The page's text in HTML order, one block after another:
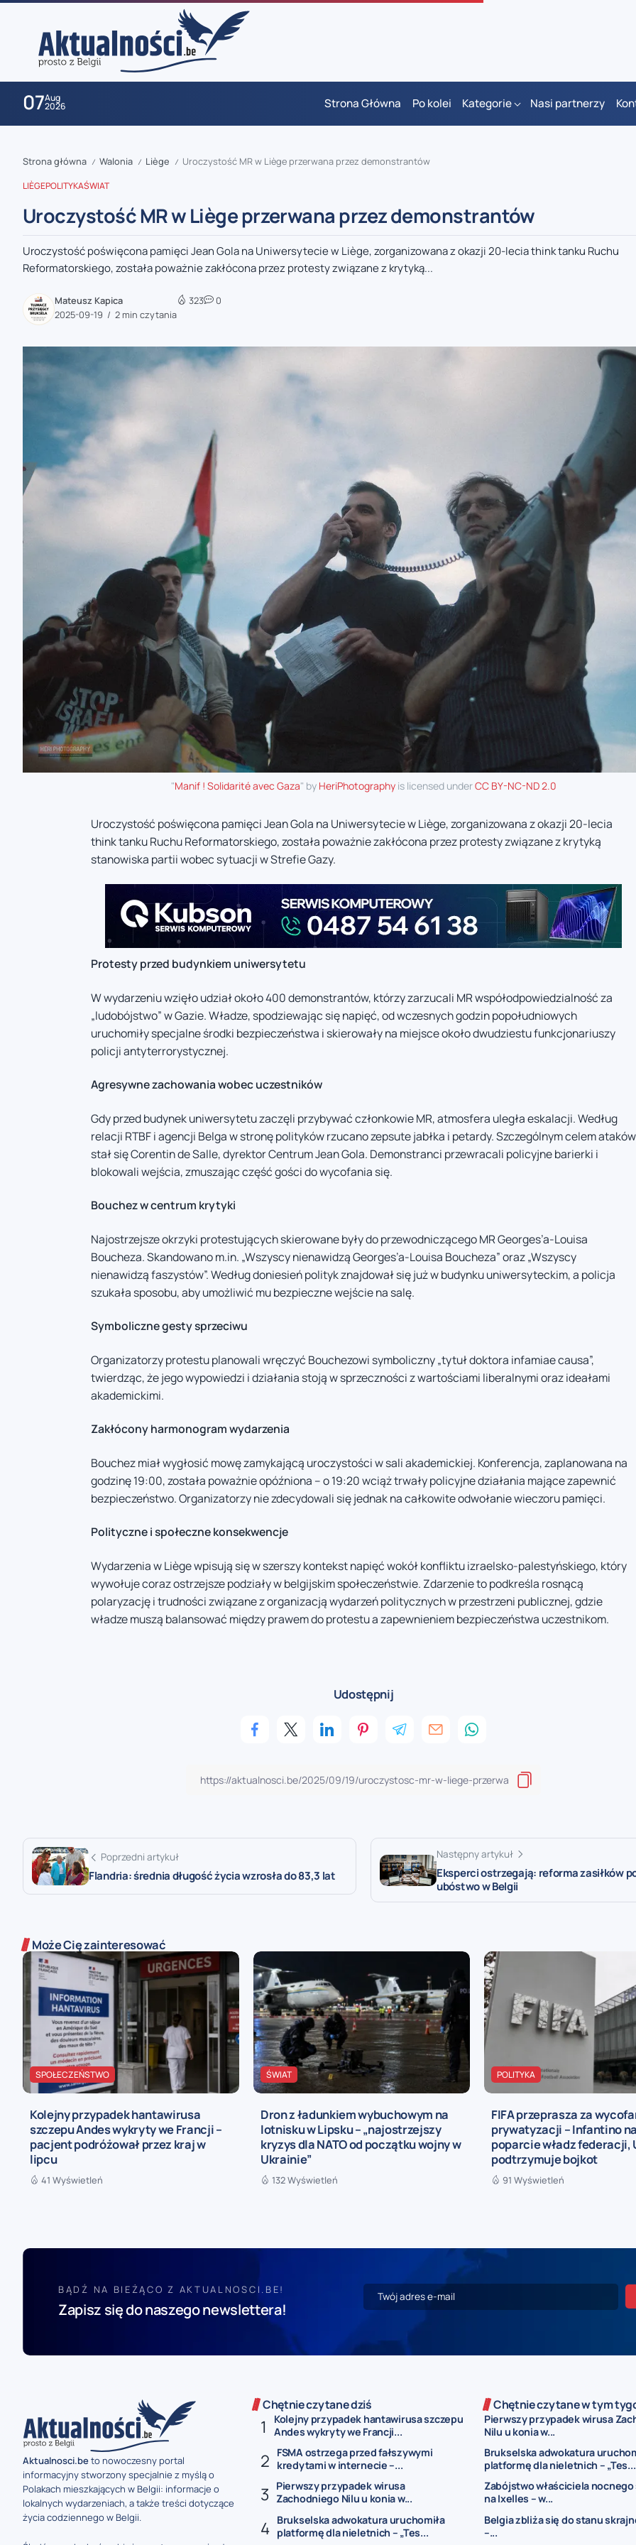
07Aug
2026 Strona Główna Po kolei Kategorie Nasi partnerzy
zaobserwuj nas
zaobserwuj nas
zaobserwuj nas
zaobserwuj nas
Strona główna / Walonia / Liège / Uroczystość MR w Liège przerwana przez demonstrantów
LIÈGEPOLITYKAŚWIAT
Uroczystość MR w Liège przerwana przez demonstrantów
Uroczystość poświęcona pamięci Jean Gola na Uniwersytecie w Liège, zorganizowana z okazji 20-lecia think tanku Ruchu
Reformatorskiego, została poważnie zakłócona przez protesty związane z krytyką...
Mateusz Kapica
2025-09-19
2 min czytania
323 0
"Manif ! Solidarité avec Gaza" by HeriPhotographyis licensed underCC BY-NC-ND 2.0
Uroczystość poświęcona pamięci Jean Gola na Uniwersytecie w Liège, zorganizowana z okazji 20-lecia
think tanku Ruchu Reformatorskiego, została poważnie zakłócona przez protesty związane z krytyką
stanowiska partii wobec sytuacji w Strefie Gazy.
Protesty przed budynkiem uniwersytetu
W wydarzeniu wzięło udział około 400 demonstrantów, którzy zarzucali MR współodpowiedzialność za
„ludobójstwo” w Gazie. Władze, spodziewając się napięć, od wczesnych godzin popołudniowych
uruchomiły specjalne środki bezpieczeństwa i skierowały na miejsce około dwudziestu funkcjonariuszy
policji antyterrorystycznej.
Agresywne zachowania wobec uczestników
Gdy przed budynek uniwersytetu zaczęli przybywać członkowie MR, atmosfera uległa eskalacji. Według
relacji RTBF i agencji Belga w stronę polityków rzucano zepsute jabłka i petardy. Szczególnym celem ataków
stał się Corentin de Salle, dyrektor Centrum Jean Gola. Demonstranci przewracali policyjne barierki i
blokowali wejścia, zmuszając część gości do wycofania się.
Bouchez w centrum krytyki
Najostrzejsze okrzyki protestujących skierowane były do przewodniczącego MR Georges’a-Louisa
Boucheza. Skandowano m.in. „Wszyscy nienawidzą Georges’a-Louisa Boucheza” oraz „Wszyscy
nienawidzą faszystów”. Według doniesień polityk znajdował się już w budynku uniwersyteckim, a policja
szukała sposobu, aby umożliwić mu bezpieczne wejście na salę.
Symboliczne gesty sprzeciwu
Organizatorzy protestu planowali wręczyć Bouchezowi symboliczny „tytuł doktora infamiae causa”,
twierdząc, że jego wypowiedzi i działania stoją w sprzeczności z wartościami liberalnymi oraz ideałami
akademickimi.
Zakłócony harmonogram wydarzenia
Bouchez miał wygłosić mowę zamykającą uroczystości w sali akademickiej. Konferencja, zaplanowana na
godzinę 19:00, została poważnie opóźniona – o 19:20 wciąż trwały policyjne działania mające zapewnić
bezpieczeństwo. Organizatorzy nie zdecydowali się jednak na całkowite odwołanie wieczoru pamięci.
Polityczne i społeczne konsekwencje
Wydarzenia w Liège wpisują się w szerszy kontekst napięć wokół konfliktu izraelsko-palestyńskiego, który
wywołuje coraz ostrzejsze podziały w belgijskim społeczeństwie. Zdarzenie to podkreśla rosnącą
polaryzację i trudności związane z organizacją wydarzeń politycznych w przestrzeni publicznej, gdzie
władze muszą balansować między prawem do protestu a zapewnieniem bezpieczeństwa uczestnikom.
Udostępnij
Poprzedni artykuł
Flandria: średnia długość życia wzrosła do 83,3 lat
Następny artykuł
Eksperci ostrzegają: reforma zasiłków
ubóstwo w Belgii
Może Cię zainteresować
SPOŁECZEŃSTWO
Kolejny przypadek hantawirusa
szczepu Andes wykryty we Francji –
pacjent podróżował przez kraj w
lipcu
41 Wyświetleń
ŚWIAT
Dron z ładunkiem wybuchowym na
lotnisku w Lipsku – „najostrzejszy
kryzys dla NATO od początku wojny w
Ukrainie”
132 Wyświetleń
POLITYKA
FIFA przeprasza za
prywatyzacji – Infantino
poparcie władz federacji,
podtrzymuje bojkot
91 Wyświetleń
BĄDŹ NA BIEŻĄCO Z AKTUALNOSCI.BE!
Zapisz się do naszego newslettera!
Aktualnosci.beto nowoczesny portal
informacyjny stworzony specjalnie z myślą o
Polakach mieszkających w Belgii: informacje o
lokalnych wydarzeniach, a także treści dotyczące
życia codziennego w Belgii.
Chętnie czytane dziś
Kolejny przypadek hantawirusa szczepu
Andes wykryty we Francji...
FSMA ostrzega przed fałszywymi
kredytami w internecie –...
Pierwszy przypadek wirusa
Zachodniego Nilu u konia w...
Brukselska adwokatura uruchomiła
platformę dla nieletnich – „Tes...
Chętnie czytane w tym
Pierwszy przypadek wirusa
Nilu u konia w...
Brukselska adwokatura
platformę dla nieletnich – „Tes...
Zabójstwo właściciela
na Ixelles – w...
Belgia zbliża się do stanu
–...